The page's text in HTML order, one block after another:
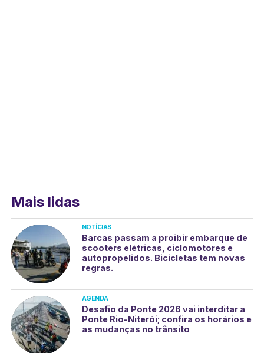
Mais lidas
NOTÍCIAS
Barcas passam a proibir embarque de
scooters elétricas, ciclomotores e
autopropelidos. Bicicletas tem novas
regras.
AGENDA
Desafio da Ponte 2026 vai interditar a
Ponte Rio-Niterói; confira os horários e
as mudanças no trânsito